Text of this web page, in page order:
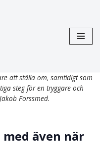
att ställa om, samtidigt som
steg för en tryggare och
Forssmed.
även när